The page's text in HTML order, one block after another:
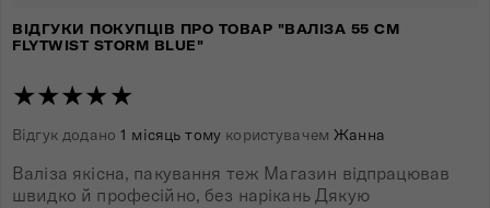
ВІДГУКИ ПОКУПЦІВ ПРО ТОВАР "ВАЛІЗА 55 СМ
FLYTWIST STORM BLUE"
★★★★★
Відгук додано1 місяць тому користувачемЖанна
Валіза якісна, пакування теж Магазин відпрацював
швидко й професійно, без нарікань Дякую